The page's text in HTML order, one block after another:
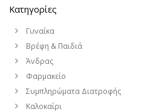
Κατηγορίες
Γυναίκα
Βρέφη & Παιδιά
Άνδρας
Φαρμακείο
Συμπληρώματα Διατροφής
Καλοκαίρι